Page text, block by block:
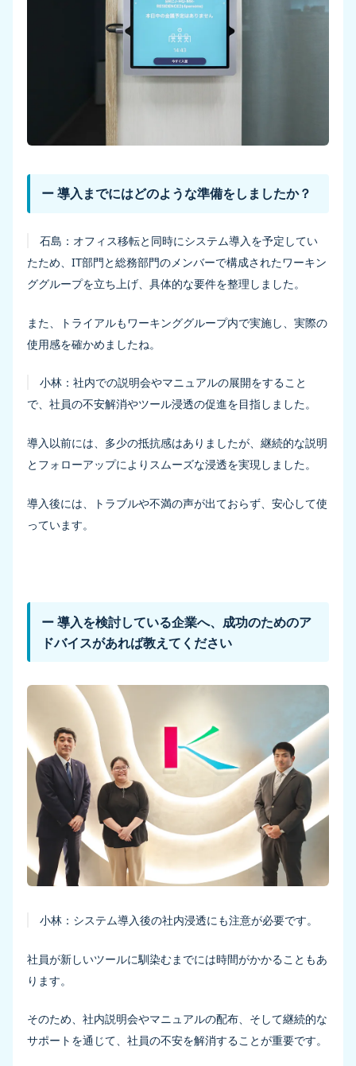
ー 導入までにはどのような準備をしましたか？
石島： オフィス移転と同時にシステム導入を予定してい
たため、IT部門と総務部門のメンバーで構成されたワーキン
ググループを立ち上げ、具体的な要件を整理しました。
また、トライアルもワーキンググループ内で実施し、実際の
使用感を確かめましたね。
小林：社内での説明会やマニュアルの展開をすること
で、社員の不安解消やツール浸透の促進を目指しました。
導入以前には、多少の抵抗感はありましたが、継続的な説明
とフォローアップによりスムーズな浸透を実現しました。
導入後には、トラブルや不満の声が出ておらず、安心して使
っています。
ー 導入を検討している企業へ、成功のためのア
ドバイスがあれば教えてください
小林： システム導入後の社内浸透にも注意が必要です。
社員が新しいツールに馴染むまでには時間がかかることもあ
ります。
そのため、社内説明会やマニュアルの配布、そして継続的な
サポートを通じて、社員の不安を解消することが重要です。